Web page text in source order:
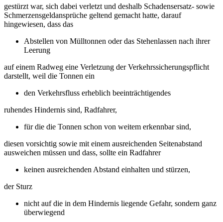
gestürzt war, sich dabei verletzt und deshalb Schadensersatz- sowie
Schmerzensgeldansprüche geltend gemacht hatte, darauf
hingewiesen, dass das
Abstellen von Mülltonnen oder das Stehenlassen nach ihrer
Leerung
auf einem Radweg eine Verletzung der Verkehrssicherungspflicht
darstellt, weil die Tonnen ein
den Verkehrsfluss erheblich beeinträchtigendes
ruhendes Hindernis sind, Radfahrer,
für die die Tonnen schon von weitem erkennbar sind,
diesen vorsichtig sowie mit einem ausreichenden Seitenabstand
ausweichen müssen und dass, sollte ein Radfahrer
keinen ausreichenden Abstand einhalten und stürzen,
der Sturz
nicht auf die in dem Hindernis liegende Gefahr, sondern ganz
überwiegend